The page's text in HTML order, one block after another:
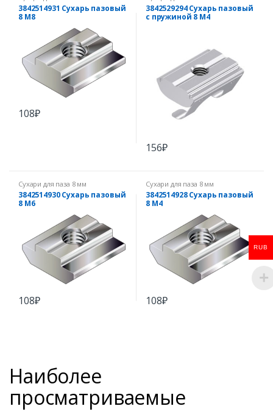
3842514931 Сухарь пазовый
8 М8
108₽
3842529294 Сухарь пазовый
с пружиной 8 M4
156₽
Сухари для паза 8 мм
3842514930 Сухарь пазовый
8 М6
108₽
Сухари для паза 8 мм
3842514928 Сухарь пазовый
8 М4
108₽
Наиболее
просматриваемые
RUB